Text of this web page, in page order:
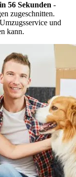
56 Sekunden -
zugeschnitten.
und
kann.